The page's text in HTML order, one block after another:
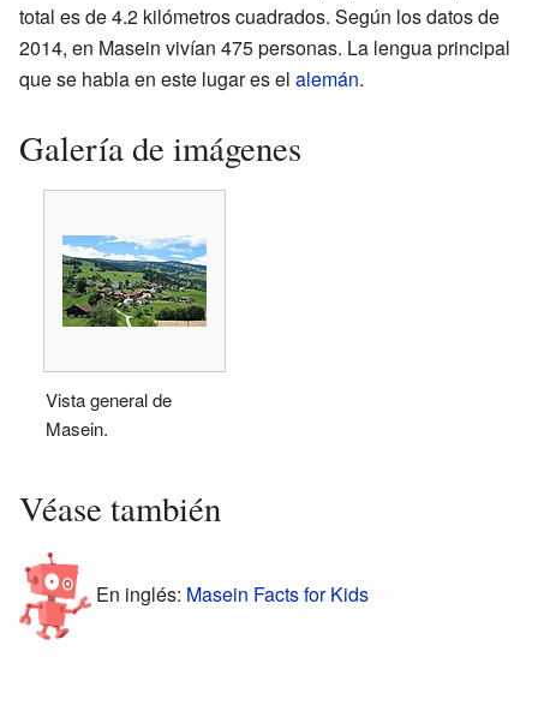
total es de 4.2 kilómetros cuadrados. Según los datos de
2014, en Masein vivían 475 personas. La lengua principal
que se habla en este lugar es el alemán.
Galería de imágenes
Vista general de
Masein.
Véase también
En inglés: Masein Facts for Kids